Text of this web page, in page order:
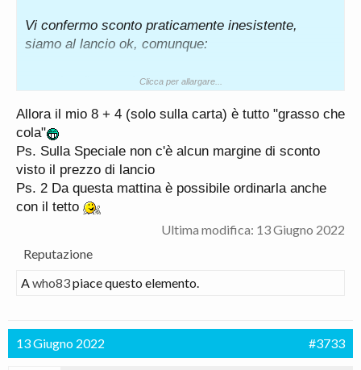
Vi confermo sconto praticamente inesistente,
siamo al lancio ok, comunque:
- se si ordina ora la vettura, prime consegne a
La veloce 130cv come già detto viene 41.000 € e la
speciale 39.000 €. 2.000 € in più per avere il 160cv.
1100 € circa la vernice metallizata (per me il suo
colore è il Blu Misano, c'è poco da fare).
Le valutazioni di ritiro dell'usato sono migliorabili in
quanto, anche a chi è già cliente Alfa Romeo, non
fanno chissà quale valutazione particolare di ritiro
ma sono in linea con la valutazione commerciale
Per farvi un esempio una Giulia 2.2 150cv AT8
Clicca per allargare...
Allora il mio 8 + 4 (solo sulla carta) è tutto "grasso che
cola"
Ps. Sulla Speciale non c'è alcun margine di sconto
visto il prezzo di lancio
Ps. 2 Da questa mattina è possibile ordinarla anche
con il tetto
Ultima modifica: 13 Giugno 2022
Reputazione
Awho83piace questo elemento.
13 Giugno 2022 #3733